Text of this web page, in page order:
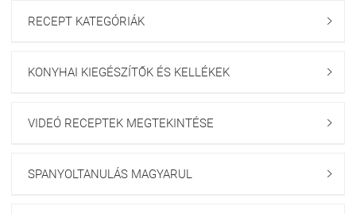
RECEPT KATEGÓRIÁK 
KONYHAI KIEGÉSZÍTŐK ÉS KELLÉKEK 
VIDEÓ RECEPTEK MEGTEKINTÉSE 
SPANYOLTANULÁS MAGYARUL 